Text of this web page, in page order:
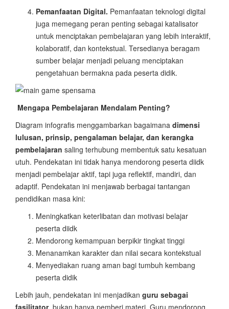
Pemanfaatan Digital. Pemanfaatan teknologi digital
juga memegang peran penting sebagai katalisator
untuk menciptakan pembelajaran yang lebih interaktif,
kolaboratif, dan kontekstual. Tersedianya beragam
sumber belajar menjadi peluang menciptakan
pengetahuan bermakna pada peserta didik.
Mengapa Pembelajaran Mendalam Penting?
Diagram infografis menggambarkan bagaimana dimensi
lulusan, prinsip, pengalaman belajar, dan kerangka
pembelajaran saling terhubung membentuk satu kesatuan
utuh. Pendekatan ini tidak hanya mendorong peserta diidk
menjadi pembelajar aktif, tapi juga reflektif, mandiri, dan
adaptif. Pendekatan ini menjawab berbagai tantangan
pendidikan masa kini:
Meningkatkan keterlibatan dan motivasi belajar
peserta diidk
Mendorong kemampuan berpikir tingkat tinggi
Menanamkan karakter dan nilai secara kontekstual
Menyediakan ruang aman bagi tumbuh kembang
peserta didik
Lebih jauh, pendekatan ini menjadikan guru sebagai
fasilitator, bukan hanya pemberi materi. Guru mendorong